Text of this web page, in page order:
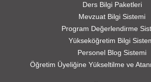
Ders Bilgi Paketleri
Mevzuat Bilgi Sistemi
Program Değerlendirme
Yükseköğretim Bilgi
Personel Blog Sistemi
Öğretim Üyeliğine Yükseltilme ve